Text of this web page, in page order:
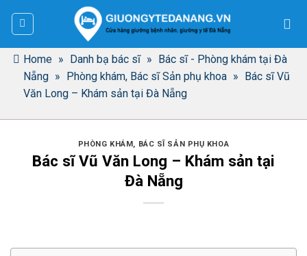
dung Home » Danh bạ bác sĩ » Bác sĩ - Phòng khám tại Đà
Nẵng » Phòng khám, Bác sĩ Sản phụ khoa » Bác sĩ Vũ
Văn Long – Khám sản tại Đà Nẵng
PHÒNG KHÁM, BÁC SĨ SẢN PHỤ KHOA
Bác sĩ Vũ Văn Long – Khám sản tại
Đà Nẵng